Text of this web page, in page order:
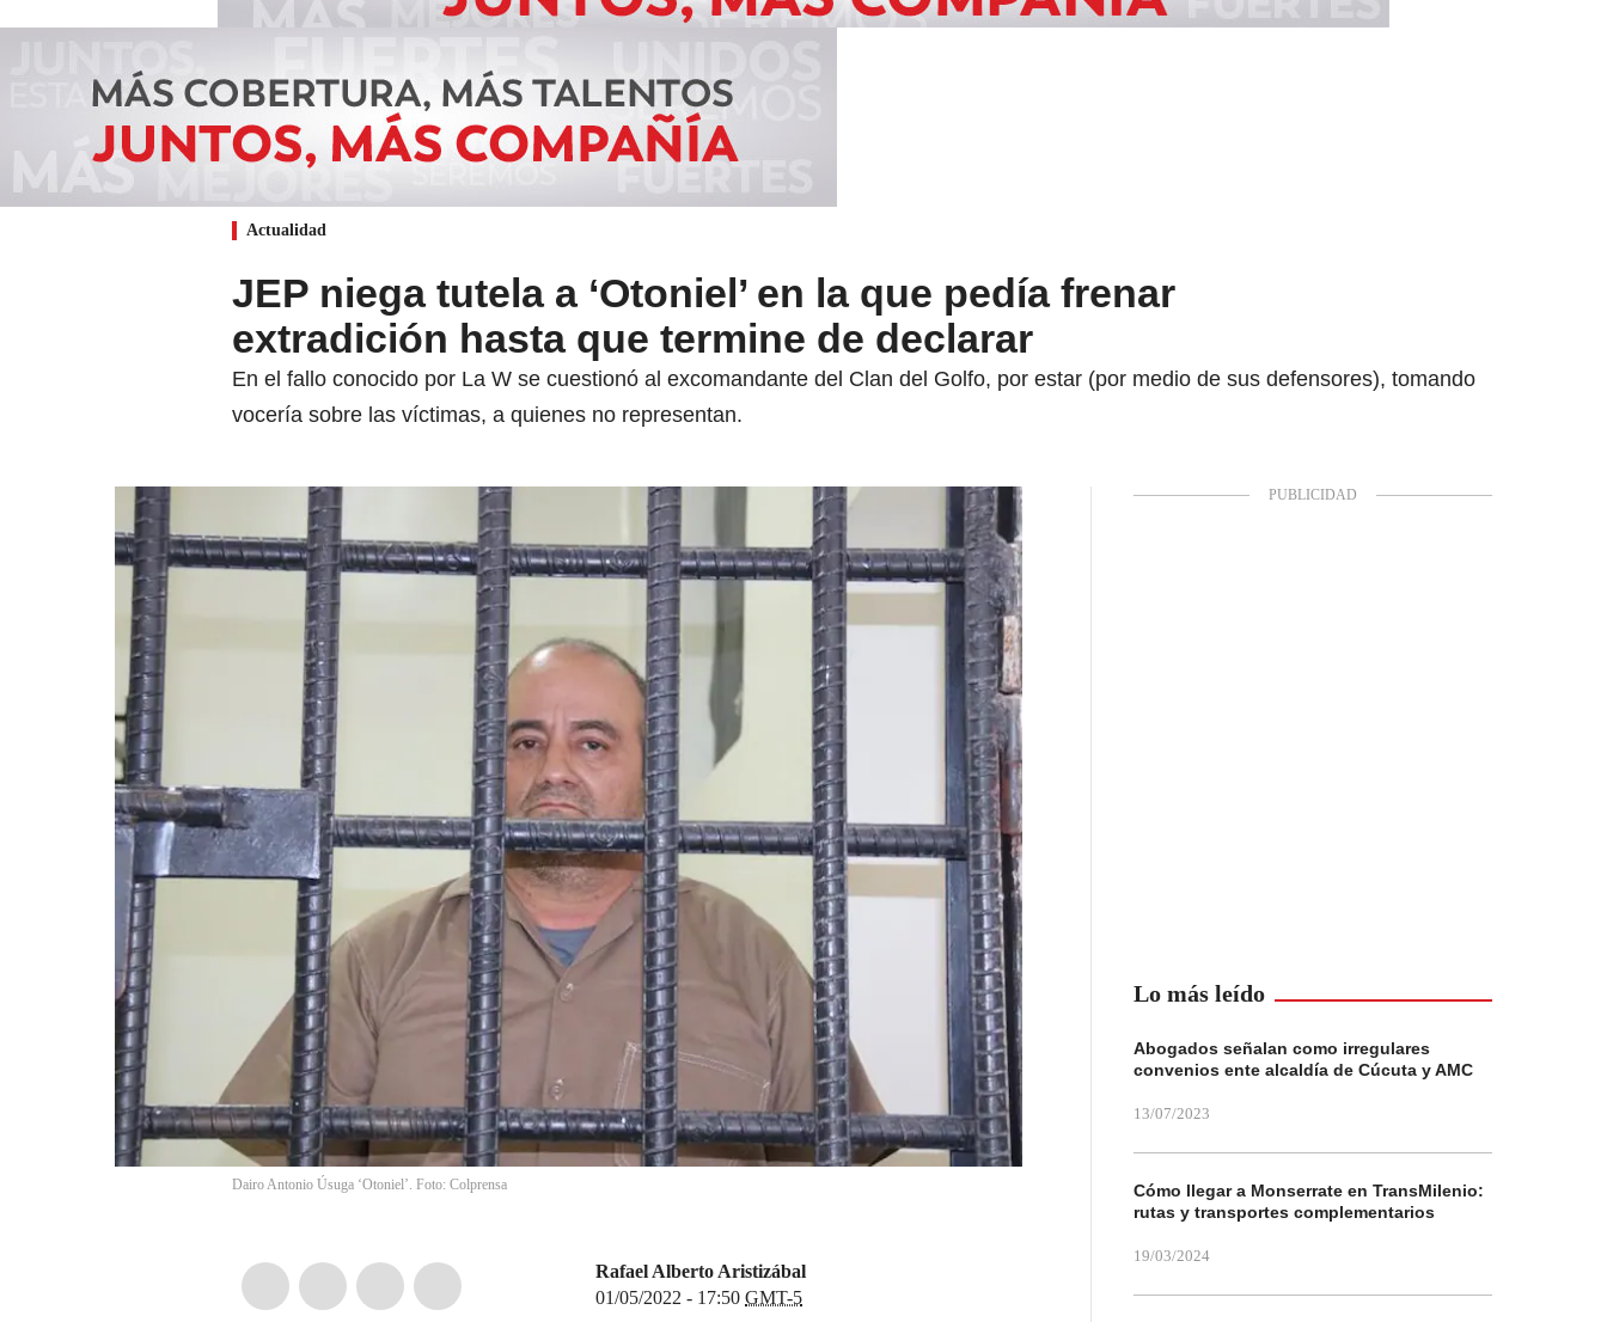
Actualidad
JEP niega tutela a ‘Otoniel’ en la que pedía frenar
extradición hasta que termine de declarar
En el fallo conocido por La W se cuestionó al excomandante del Clan del Golfo, por estar (por medio de sus defensores), tomando
vocería sobre las víctimas, a quienes no representan.
Dairo Antonio Úsuga ‘Otoniel’. Foto: Colprensa
Rafael Alberto Aristizábal
01/05/2022 - 17:50 GMT-5
Lo más leído
Abogados señalan como irregulares
convenios ente alcaldía de Cúcuta y AMC
13/07/2023
Cómo llegar a Monserrate en TransMilenio:
rutas y transportes complementarios
19/03/2024